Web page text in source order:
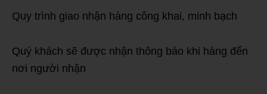
Quy trình giao nhận hàng công khai, minh bạch
Quý khách sẽ được nhận thông báo khi hàng đến
nơi người nhận